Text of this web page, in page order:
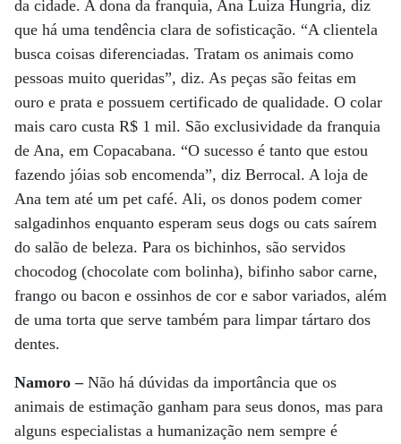
da cidade. A dona da franquia, Ana Luiza Hungria, diz
que há uma tendência clara de sofisticação. “A clientela
busca coisas diferenciadas. Tratam os animais como
pessoas muito queridas”, diz. As peças são feitas em
ouro e prata e possuem certificado de qualidade. O colar
mais caro custa R$ 1 mil. São exclusividade da franquia
de Ana, em Copacabana. “O sucesso é tanto que estou
fazendo jóias sob encomenda”, diz Berrocal. A loja de
Ana tem até um pet café. Ali, os donos podem comer
salgadinhos enquanto esperam seus dogs ou cats saírem
do salão de beleza. Para os bichinhos, são servidos
chocodog (chocolate com bolinha), bifinho sabor carne,
frango ou bacon e ossinhos de cor e sabor variados, além
de uma torta que serve também para limpar tártaro dos
dentes.
Namoro –Não há dúvidas da importância que os
animais de estimação ganham para seus donos, mas para
alguns especialistas a humanização nem sempre é